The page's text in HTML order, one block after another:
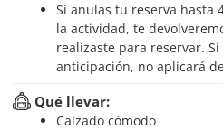
Si anulas tu reserva hasta 48 horas antes del inicio de
la actividad, te
realizaste para reservar.
anticipación, no aplicará
Qué llevar:
Calzado cómodo